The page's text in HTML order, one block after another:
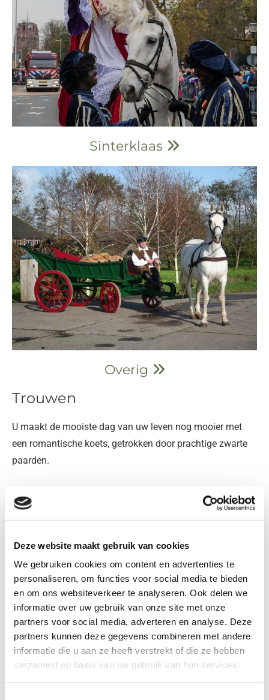
Deze website maakt gebruik van cookies
We gebruiken cookies om content en advertenties te
personaliseren, om functies voor social media te bieden
en om ons websiteverkeer te analyseren. Ook delen we
informatie over uw gebruik van onze site met onze
partners voor social media, adverteren en analyse. Deze
partners kunnen deze gegevens combineren met andere
informatie die u aan ze heeft verstrekt of die ze hebben
verzameld op basis van uw gebruik van hun services.
Sinterklaas 
Overig 
Trouwen
U maakt de mooiste dag van uw leven nog mooier met
een romantische koets, getrokken door prachtige zwarte
paarden.
Bij Landheer Stûkhúster huurt u een prachtige trouwkoets
met stijlvol geklede koetsier voor bruiloften, perfect voor
Interesse? Vraag nu een vrijblijvende offerte aan.
Vraag een offerte aan